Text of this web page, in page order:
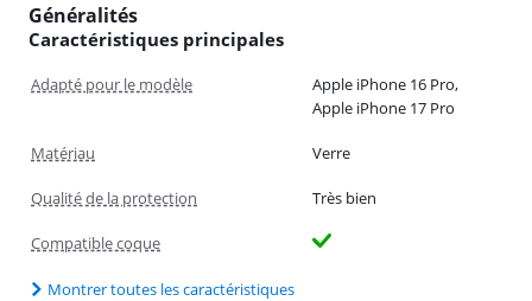
Généralités
Caractéristiques principales
Adapté pour le modèle
Apple iPhone 16 Pro,
Apple iPhone 17 Pro
Matériau Verre
Qualité de la protection Très bien
Compatible coque
Montrer toutes les caractéristiques